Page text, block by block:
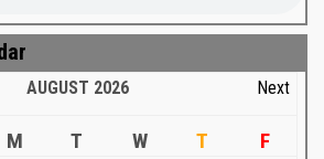
AUGUST 2026 Next
M T W T F